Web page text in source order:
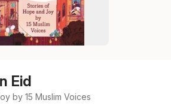
Eid
by 15 Muslim Voices